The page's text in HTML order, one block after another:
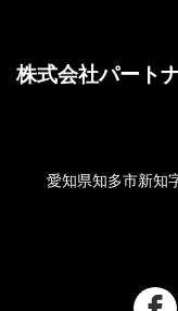
株式会社パート
愛知県知多市新知